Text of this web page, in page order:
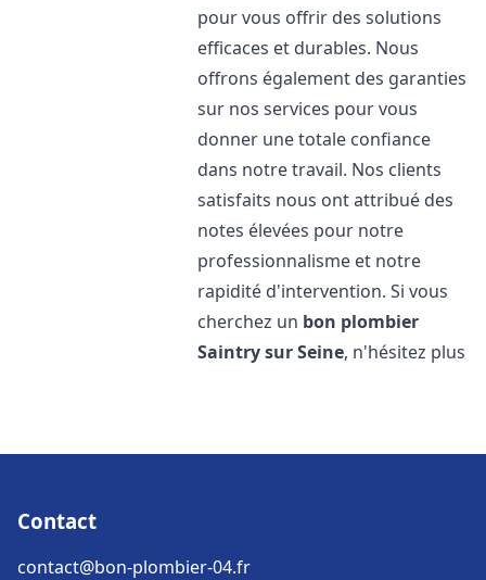
pour vous offrir des solutions
efficaces et durables. Nous
offrons également des garanties
sur nos services pour vous
donner une totale confiance
dans notre travail. Nos clients
satisfaits nous ont attribué des
notes élevées pour notre
professionnalisme et notre
rapidité d'intervention. Si vous
cherchez un bon plombier
Saintry sur Seine, n'hésitez plus
Contact
contact@bon-plombier-04.fr